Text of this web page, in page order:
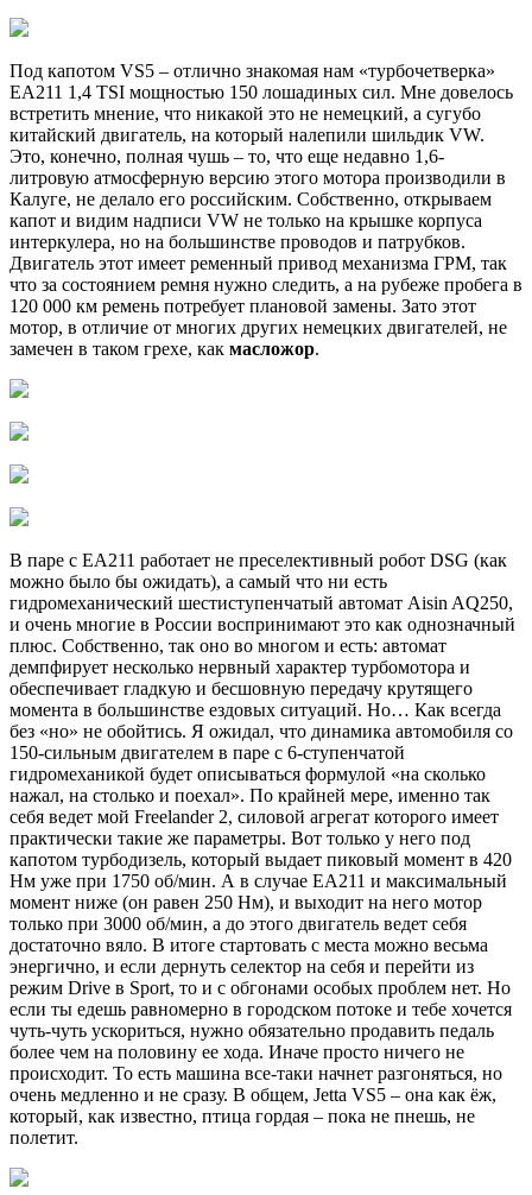
Под капотом VS5 – отлично знакомая нам «турбочетверка»
EA211 1,4 TSI мощностью 150 лошадиных сил. Мне довелось
встретить мнение, что никакой это не немецкий, а сугубо
китайский двигатель, на который налепили шильдик VW.
Это, конечно, полная чушь – то, что еще недавно 1,6-
литровую атмосферную версию этого мотора производили в
Калуге, не делало его российским. Собственно, открываем
капот и видим надписи VW не только на крышке корпуса
интеркулера, но на большинстве проводов и патрубков.
Двигатель этот имеет ременный привод механизма ГРМ, так
что за состоянием ремня нужно следить, а на рубеже пробега в
120 000 км ремень потребует плановой замены. Зато этот
мотор, в отличие от многих других немецких двигателей, не
замечен в таком грехе, как масложор.
В паре с EA211 работает не преселективный робот DSG (как
можно было бы ожидать), а самый что ни есть
гидромеханический шестиступенчатый автомат Aisin AQ250,
и очень многие в России воспринимают это как однозначный
плюс. Собственно, так оно во многом и есть: автомат
демпфирует несколько нервный характер турбомотора и
обеспечивает гладкую и бесшовную передачу крутящего
момента в большинстве ездовых ситуаций. Но… Как всегда
без «но» не обойтись. Я ожидал, что динамика автомобиля со
150-сильным двигателем в паре с 6-ступенчатой
гидромеханикой будет описываться формулой «на сколько
нажал, на столько и поехал». По крайней мере, именно так
себя ведет мой Freelander 2, силовой агрегат которого имеет
практически такие же параметры. Вот только у него под
капотом турбодизель, который выдает пиковый момент в 420
Нм уже при 1750 об/мин. А в случае ЕА211 и максимальный
момент ниже (он равен 250 Нм), и выходит на него мотор
только при 3000 об/мин, а до этого двигатель ведет себя
достаточно вяло. В итоге стартовать с места можно весьма
энергично, и если дернуть селектор на себя и перейти из
режим Drive в Sport, то и с обгонами особых проблем нет. Но
если ты едешь равномерно в городском потоке и тебе хочется
чуть-чуть ускориться, нужно обязательно продавить педаль
более чем на половину ее хода. Иначе просто ничего не
происходит. То есть машина все-таки начнет разгоняться, но
очень медленно и не сразу. В общем, Jetta VS5 – она как ёж,
который, как известно, птица гордая – пока не пнешь, не
полетит.